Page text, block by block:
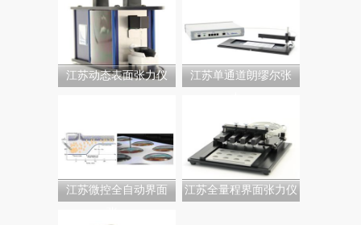
江苏动态表面张力仪
江苏单通道朗缪尔张
江苏微控全自动界面
江苏全量程界面张力仪